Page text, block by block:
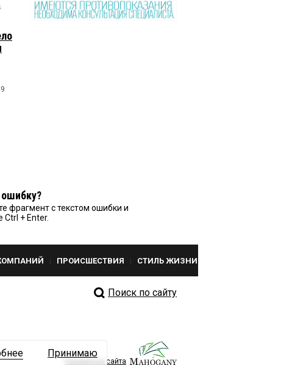
фрагмент с текстом ошибки и
Ctrl + Enter.
ПРОИСШЕСТВИЯ СТИЛЬ ЖИЗНИ
Поиск по сайту
Разработка сайта
Принимаю